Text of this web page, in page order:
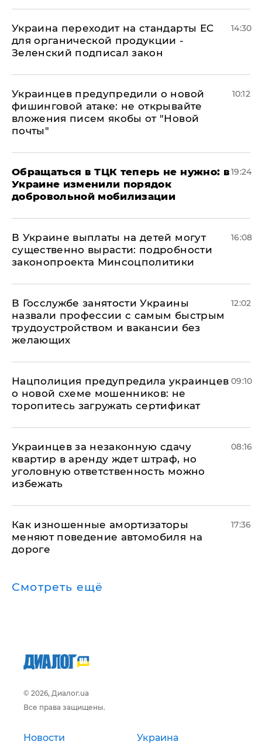
Украина переходит на стандарты ЕС
для органической продукции -
Зеленский подписал закон
14:30
Украинцев предупредили о новой
фишинговой атаке: не открывайте
вложения писем якобы от "Новой
почты"
10:12
Обращаться в ТЦК теперь не нужно: в
Украине изменили порядок
добровольной мобилизации
19:24
В Украине выплаты на детей могут
существенно вырасти: подробности
законопроекта Минсоцполитики
16:08
В Госслужбе занятости Украины
назвали профессии с самым быстрым
трудоустройством и вакансии без
желающих
12:02
Нацполиция предупредила украинцев
о новой схеме мошенников: не
торопитесь загружать сертификат
09:10
Украинцев за незаконную сдачу
квартир в аренду ждет штраф, но
уголовную ответственность можно
избежать
08:16
Как изношенные амортизаторы
меняют поведение автомобиля на
дороге
17:36
Смотреть ещё
© 2026, Диалог.ua
Все права защищены.
Новости Украина